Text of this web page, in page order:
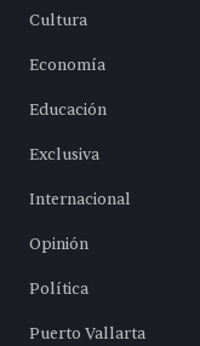
Cultura
Economía
Educación
Exclusiva
Internacional
Opinión
Política
Puerto Vallarta